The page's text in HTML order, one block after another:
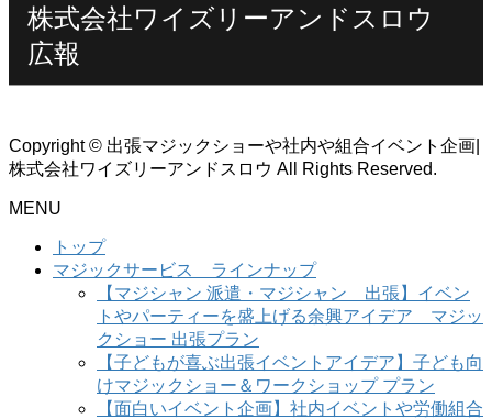
株式会社ワイズリーアンドスロウ
広報
Copyright © 出張マジックショーや社内や組合イベント企画|
株式会社ワイズリーアンドスロウ All Rights Reserved.
MENU
トップ
マジックサービス ラインナップ
【マジシャン 派遣・マジシャン 出張】イベン
トやパーティーを盛上げる余興アイデア マジッ
クショー 出張プラン
【子どもが喜ぶ出張イベントアイデア】子ども向
けマジックショー＆ワークショップ プラン
【面白いイベント企画】社内イベントや労働組合